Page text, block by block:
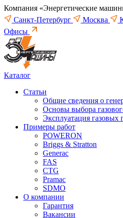
Компания «Энергетические
Санкт-Петербург
Москва
Офисы
Каталог
Статьи
Общие сведения о
Основы выбора
Эксплуатация газовых
Примеры работ
POWERON
Briggs & Stratton
Generac
FAS
CTG
Pramac
SDMO
О компании
Гарантия
Вакансии